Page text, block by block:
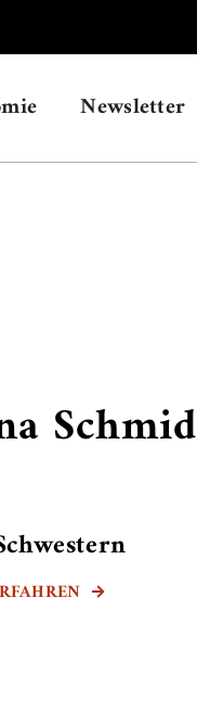
Newsletter
Schmid
